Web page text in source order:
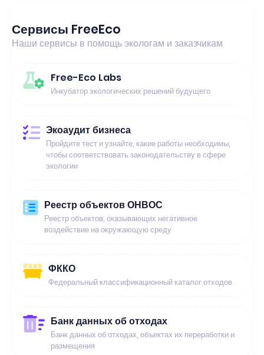
Сервисы FreeEco
Наши сервисы в помощь экологам и заказчикам
Free-Eco Labs
Инкубатор экологических решений будущего
Экоаудит бизнеса
Пройдите тест и узнайте, какие работы необходимы,
чтобы соответствовать законодательству в сфере
экологии
Реестр объектов ОНВОС
Реестр объектов, оказывающих негативное
воздействие на окружающую среду
ФККО
Федеральный классификационный каталог отходов
Банк данных об отходах
Банк данных об отходах, объектах их переработки и
размещения